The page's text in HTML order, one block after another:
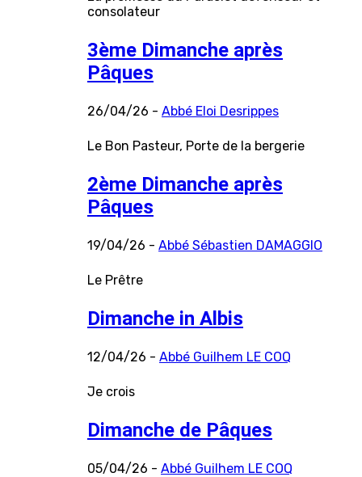
consolateur
3ème Dimanche après
Pâques
26/04/26 - Abbé Eloi Desrippes
Le Bon Pasteur, Porte de la bergerie
2ème Dimanche après
Pâques
19/04/26 - Abbé Sébastien DAMAGGIO
Le Prêtre
Dimanche in Albis
12/04/26 - Abbé Guilhem LE COQ
Je crois
Dimanche de Pâques
05/04/26 - Abbé Guilhem LE COQ